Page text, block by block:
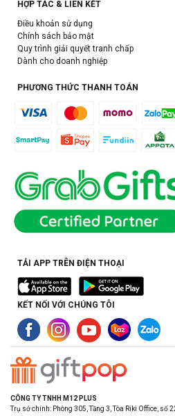
HỢP TÁC & LIÊN KẾT
Điều khoản sử dụng
Chính sách bảo mật
Quy trình giải quyết tranh chấp
Dành cho doanh nghiệp
PHƯƠNG THỨC THANH TOÁN
TẢI APP TRÊN ĐIỆN THOẠI
KẾT NỐI VỚI CHÚNG TÔI
CÔNG TY TNHH M12 PLUS
Trụ sở chính: Phòng 305, Tầng 3, Tòa Riki Office, số